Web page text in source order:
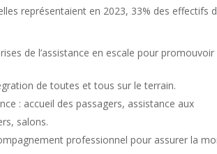
représentaient en 2023, 33% des effectifs
de l’assistance en escale pour promouvoir
de toutes et tous sur le terrain.
: accueil des passagers, assistance aux
salons.
professionnel pour assurer la